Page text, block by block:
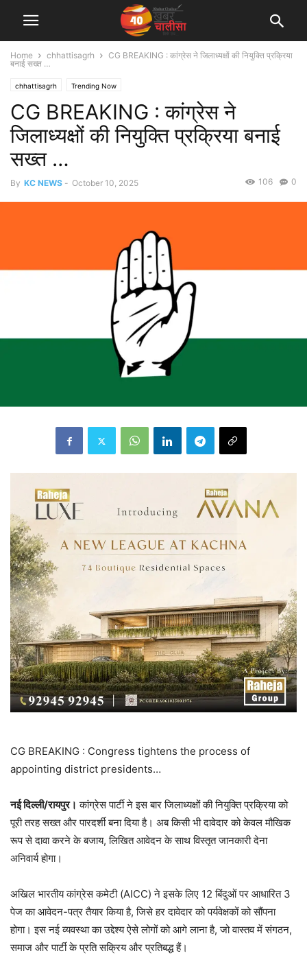
Home chhattisagrh
CG BREAKING : कांग्रेस ने जिलाध्यक्षों की नियुक्ति प्रक्रिया
बनाई सख्त …
chhattisagrh Trending Now
CG BREAKING : कांग्रेस ने
जिलाध्यक्षों की नियुक्ति प्रक्रिया बनाई
सख्त …
By KC NEWS - October 10, 2025 0
106
CG BREAKING : Congress tightens the process of
appointing district presidents…
नई दिल्ली/रायपुर। कांग्रेस पार्टी ने इस बार जिलाध्यक्षों की नियुक्ति प्रक्रिया को
पूरी तरह सख्त और पारदर्शी बना दिया है। अब किसी भी दावेदार को केवल मौखिक
रूप से दावा करने के बजाय, लिखित आवेदन के साथ विस्तृत जानकारी देना
अनिवार्य होगा।
अखिल भारतीय कांग्रेस कमेटी (AICC) ने इसके लिए 12 बिंदुओं पर आधारित 3
पेज का आवेदन-पत्र तैयार किया है, जिसे हर दावेदार को पर्यवेक्षकों को सौंपना
होगा। इस नई व्यवस्था का उद्देश्य ऐसे लोगों को आगे लाना है, जो वास्तव में संगठन,
समाज और पार्टी के प्रति सक्रिय और प्रतिबद्ध हैं।